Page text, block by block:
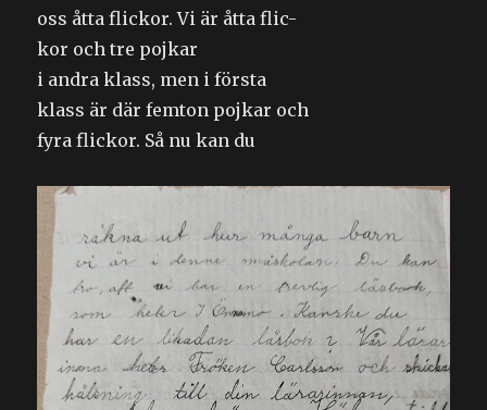
oss åtta flickor. Vi är åtta flic-
kor och tre pojkar
i andra klass, men i första
klass är där femton pojkar och
fyra flickor. Så nu kan du